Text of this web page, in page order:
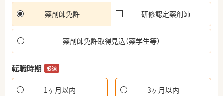
薬剤師免許 研修認定薬剤師
薬剤師免許取得見込（薬学生等）
転職時期 必須
1ヶ月以内 3ヶ月以内